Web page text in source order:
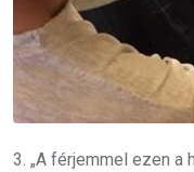
3. „A férjemmel ezen